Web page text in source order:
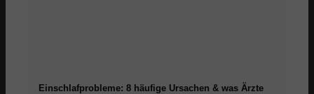
Einschlafprobleme: 8 häufige Ursachen & was Ärzte